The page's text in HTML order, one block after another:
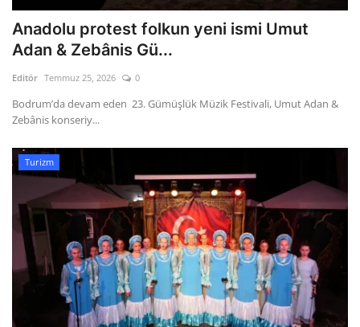
Anadolu protest folkun yeni ismi Umut
Adan & Zebânis Gü...
Editör Temmuz 25, 2026 0
Bodrum’da devam eden 23. Gümüşlük Müzik Festivali, Umut Adan &
Zebânis konseriy...
Turizm